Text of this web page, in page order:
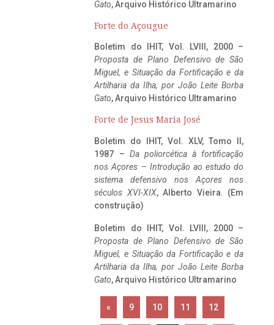
Gato, Arquivo Histórico Ultramarino
Forte do Açougue
Boletim do IHIT, Vol. LVIII, 2000 –
Proposta de Plano Defensivo de São
Miguel, e Situação da Fortificação e da
Artilharia da Ilha, por João Leite Borba
Gato, Arquivo Histórico Ultramarino
Forte de Jesus Maria José
Boletim do IHIT, Vol. XLV, Tomo II,
1987 – Da poliorcética à fortificação
nos Açores – Introdução ao estudo do
sistema defensivo nos Açores nos
séculos XVI-XIX, Alberto Vieira. (Em
construção)
Boletim do IHIT, Vol. LVIII, 2000 –
Proposta de Plano Defensivo de São
Miguel, e Situação da Fortificação e da
Artilharia da Ilha, por João Leite Borba
Gato, Arquivo Histórico Ultramarino
« 9 10 11 12